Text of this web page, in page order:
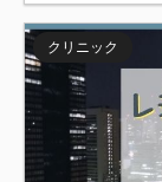
クリニック